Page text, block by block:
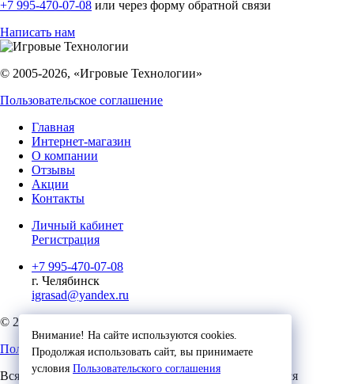
Внимание! На сайте используются cookies.
Продолжая использовать сайт, вы принимаете
условия Пользовательского соглашения
+7 995-470-07-08 или через форму обратной связи
Написать нам
© 2005-2026, «Игровые Технологии»
Пользовательское соглашение
Главная
Интернет-магазин
О компании
Отзывы
Акции
Контакты
Личный кабинет
Регистрация
+7 995-470-07-08
г. Челябинск
igrasad@yandex.ru
© 2023, Игровые Технологии
Пользовательское соглашение
Вся представленная на сайте информация, касающаяся